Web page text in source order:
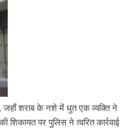
जहाँ शराब के नशे में धुत एक व्यक्ति ने
पर पुलिस ने त्वरित कार्रवाई